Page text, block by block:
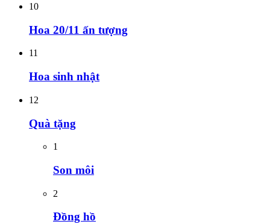
10
Hoa 20/11 ấn tượng
11
Hoa sinh nhật
12
Quà tặng
1
Son môi
2
Đồng hồ